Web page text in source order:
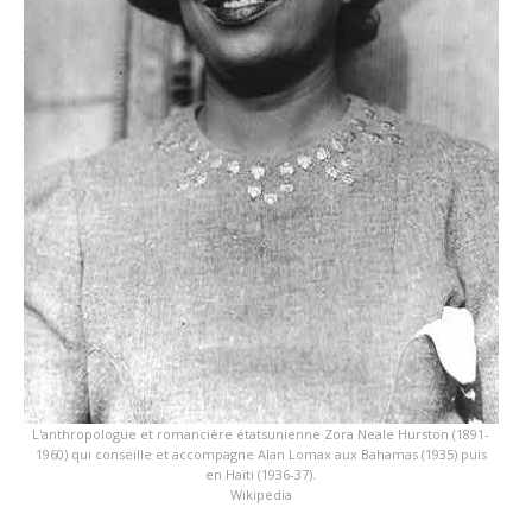
L'anthropologue et romancière étatsunienne Zora Neale Hurston (1891-
1960) qui conseille et accompagne Alan Lomax aux Bahamas (1935) puis
en Haïti (1936-37).
Wikipedia